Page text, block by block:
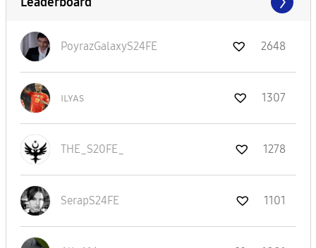
PoyrazGalaxyS24FE 2648
ɪʟʏᴀs 1307
THE_S20FE_ 1278
SerapS24FE 1101